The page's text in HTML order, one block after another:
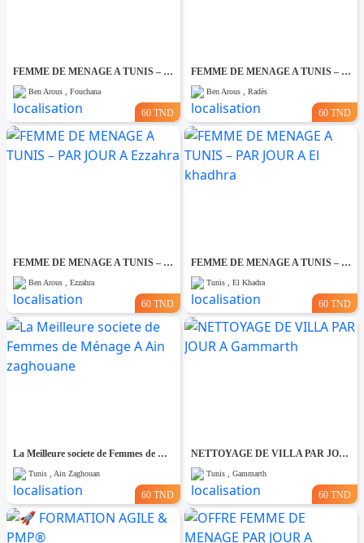
FEMME DE MENAGE A TUNIS – PAR JOUR A Fouchana
Ben Arous , Fouchana
60 TND
FEMME DE MENAGE A TUNIS – PAR JOUR A Rades
Ben Arous , Radès
60 TND
FEMME DE MENAGE A TUNIS – PAR JOUR A Ezzahra
Ben Arous , Ezzahra
60 TND
FEMME DE MENAGE A TUNIS – PAR JOUR A El khadhra
Tunis , El Khadra
60 TND
La Meilleure societe de Femmes de Ménage A Ain zaghouane
Tunis , Ain Zaghouan
60 TND
NETTOYAGE DE VILLA PAR JOUR A Gammarth
Tunis , Gammarth
60 TND